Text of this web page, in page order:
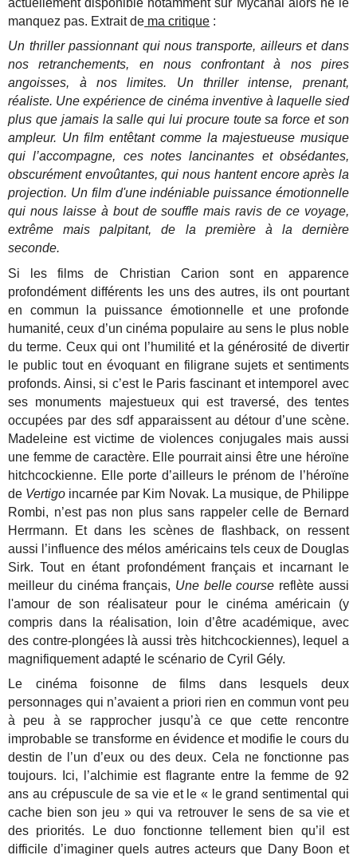
actuellement disponible notamment sur Mycanal alors ne le
manquez pas. Extrait de ma critique :
Un thriller passionnant qui nous transporte, ailleurs et dans
nos retranchements, en nous confrontant à nos pires
angoisses, à nos limites. Un thriller intense, prenant,
réaliste. Une expérience de cinéma inventive à laquelle sied
plus que jamais la salle qui lui procure toute sa force et son
ampleur. Un film entêtant comme la majestueuse musique
qui l’accompagne, ces notes lancinantes et obsédantes,
obscurément envoûtantes, qui nous hantent encore après la
projection. Un film d'une indéniable puissance émotionnelle
qui nous laisse à bout de souffle mais ravis de ce voyage,
extrême mais palpitant, de la première à la dernière
seconde.
Si les films de Christian Carion sont en apparence
profondément différents les uns des autres, ils ont pourtant
en commun la puissance émotionnelle et une profonde
humanité, ceux d’un cinéma populaire au sens le plus noble
du terme. Ceux qui ont l’humilité et la générosité de divertir
le public tout en évoquant en filigrane sujets et sentiments
profonds. Ainsi, si c’est le Paris fascinant et intemporel avec
ses monuments majestueux qui est traversé, des tentes
occupées par des sdf apparaissent au détour d’une scène.
Madeleine est victime de violences conjugales mais aussi
une femme de caractère. Elle pourrait ainsi être une héroïne
hitchcockienne. Elle porte d’ailleurs le prénom de l’héroïne
de Vertigo incarnée par Kim Novak. La musique, de Philippe
Rombi, n’est pas non plus sans rappeler celle de Bernard
Herrmann. Et dans les scènes de flashback, on ressent
aussi l’influence des mélos américains tels ceux de Douglas
Sirk. Tout en étant profondément français et incarnant le
meilleur du cinéma français, Une belle course reflète aussi
l'amour de son réalisateur pour le cinéma américain (y
compris dans la réalisation, loin d’être académique, avec
des contre-plongées là aussi très hitchcockiennes), lequel a
magnifiquement adapté le scénario de Cyril Gély.
Le cinéma foisonne de films dans lesquels deux
personnages qui n’avaient a priori rien en commun vont peu
à peu à se rapprocher jusqu’à ce que cette rencontre
improbable se transforme en évidence et modifie le cours du
destin de l’un d’eux ou des deux. Cela ne fonctionne pas
toujours. Ici, l’alchimie est flagrante entre la femme de 92
ans au crépuscule de sa vie et le « le grand sentimental qui
cache bien son jeu » qui va retrouver le sens de sa vie et
des priorités. Le duo fonctionne tellement bien qu’il est
difficile d’imaginer quels autres acteurs que Dany Boon et